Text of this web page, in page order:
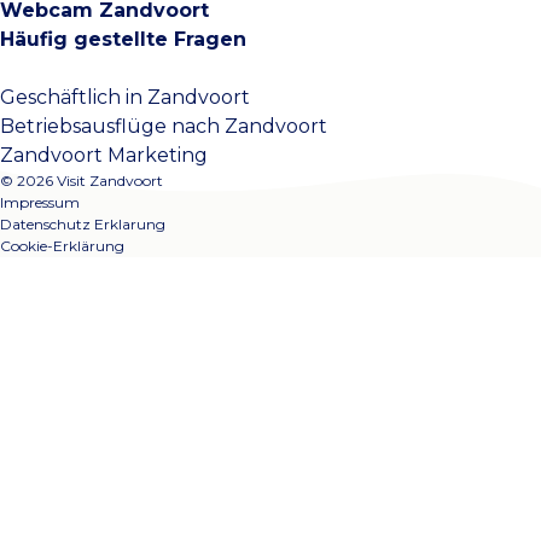
Webcam Zandvoort
Häufig gestellte Fragen
Geschäftlich in Zandvoort
Betriebsausflüge nach Zandvoort
Zandvoort Marketing
© 2026 Visit Zandvoort
Impressum
Datenschutz Erklarung
Cookie-Erklärung